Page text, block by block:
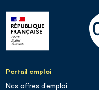
Portail emploi
Nos offres d’emploi